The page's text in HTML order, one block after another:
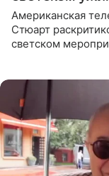
Американская
Стюарт
светском